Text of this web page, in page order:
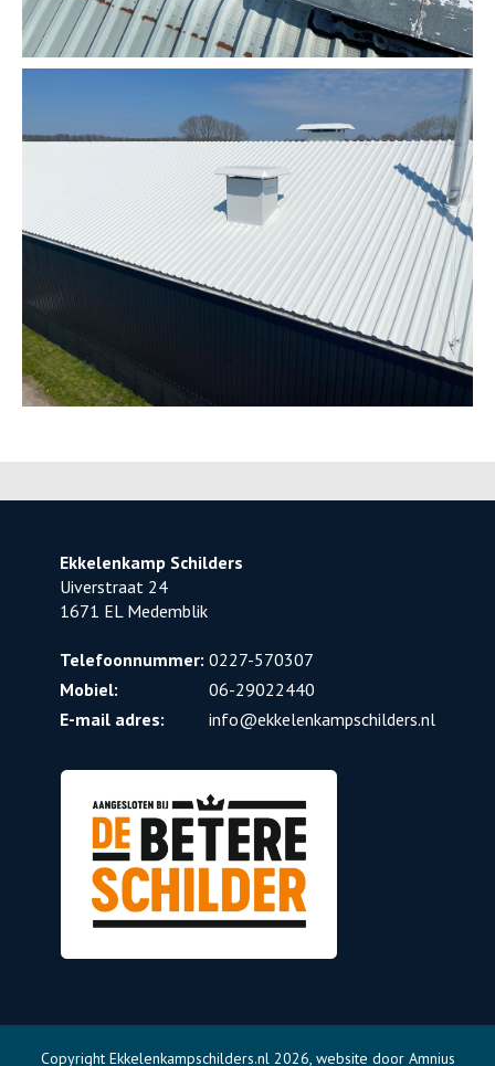
Ekkelenkamp Schilders
Uiverstraat 24
1671 EL Medemblik
Telefoonnummer: 0227-570307
Mobiel:
06-29022440
E-mail adres:
info@ekkelenkampschilders.nl
Copyright Ekkelenkampschilders.nl 2026, website door Amnius